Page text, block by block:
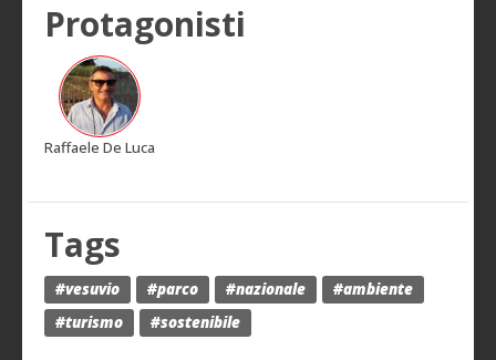
Protagonisti
Raffaele De Luca
Tags
#vesuvio #parco #nazionale
#ambiente
#turismo
#sostenibile